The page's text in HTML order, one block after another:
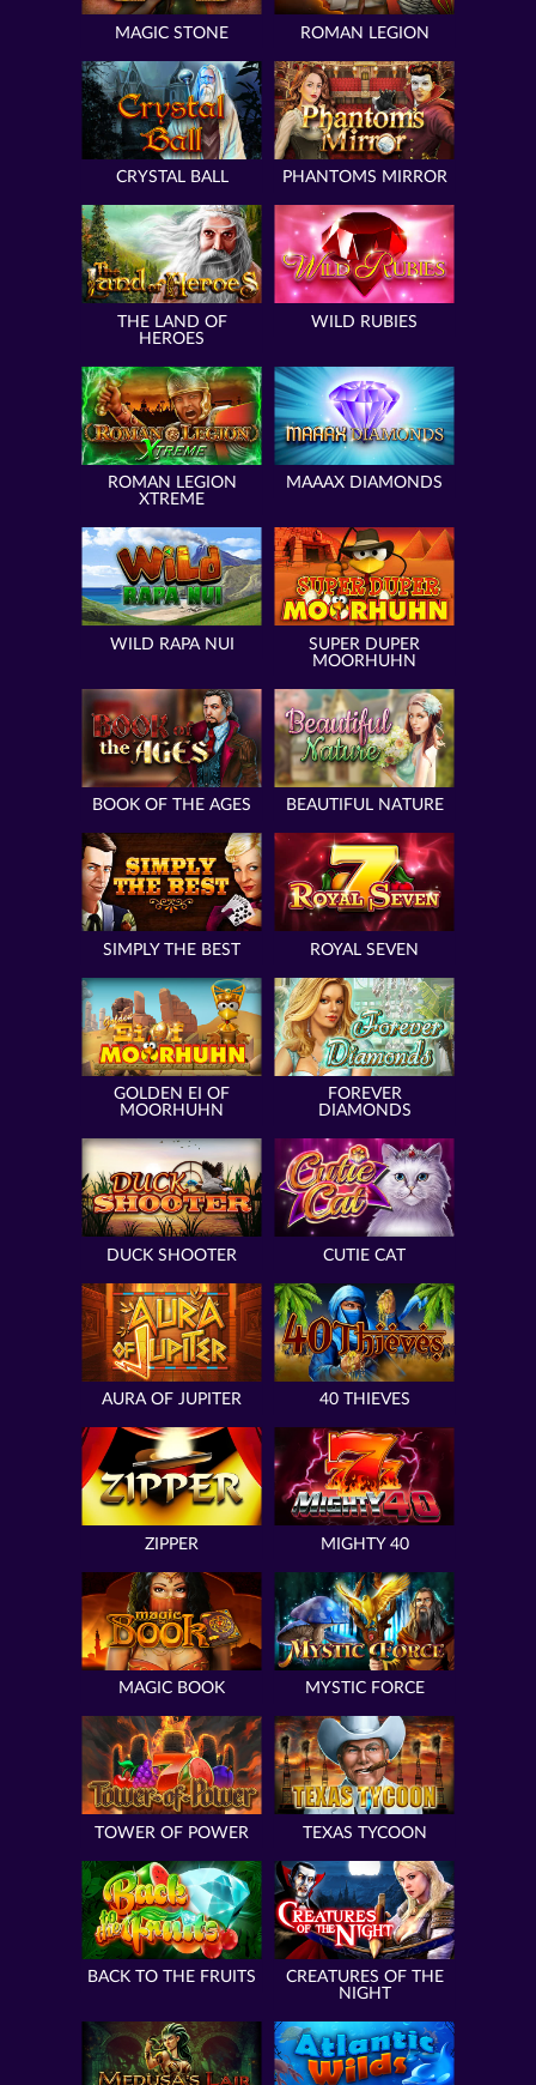
MAGIC STONE ROMAN LEGION
CRYSTAL BALL PHANTOMS MIRROR
THE LAND OF
HEROES
WILD RUBIES
ROMAN LEGION
XTREME
MAAAX DIAMONDS
WILD RAPA NUI
SUPER DUPER
MOORHUHN
BOOK OF THE AGES BEAUTIFUL NATURE
SIMPLY THE BEST ROYAL SEVEN
GOLDEN EI OF
MOORHUHN
FOREVER
DIAMONDS
DUCK SHOOTER CUTIE CAT
AURA OF JUPITER 40 THIEVES
ZIPPER MIGHTY 40
MAGIC BOOK MYSTIC FORCE
TOWER OF POWER TEXAS TYCOON
BACK TO THE FRUITS
CREATURES OF THE
NIGHT